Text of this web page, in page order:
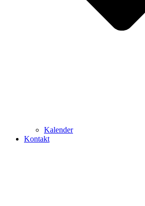
Kalender
Kontakt